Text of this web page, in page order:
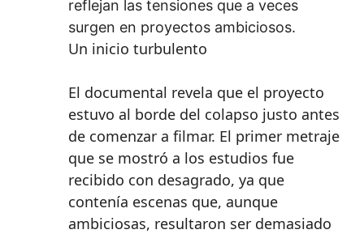
reflejan las tensiones que a veces
surgen en proyectos ambiciosos.
Un inicio turbulento
El documental revela que el proyecto
estuvo al borde del colapso justo antes
de comenzar a filmar. El primer metraje
que se mostró a los estudios fue
recibido con desagrado, ya que
contenía escenas que, aunque
ambiciosas, resultaron ser demasiado